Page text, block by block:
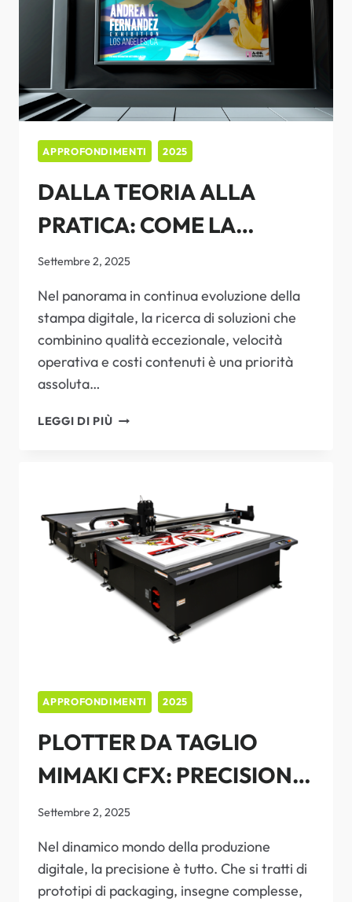
RASTERLINK
RIVOLUZIONA
IL
RISPARMIO
INCHIOSTRO
APPROFONDIMENTI 2025
DALLA TEORIA ALLA
PRATICA: COME LA
TECNOLOGIA CORE
MIMAKI DELLA CJV200
GARANTISCE RISULTATI
SUPERIORI E COSTI
OTTIMIZZATI.
Settembre 2, 2025
Nel panorama in continua evoluzione della
stampa digitale, la ricerca di soluzioni che
combinino qualità eccezionale, velocità
operativa e costi contenuti è una priorità
assoluta…
LEGGI DI PIÙDALLA
LA
TECNOLOGIA
CORE
MIMAKI
CJV200
GARANTISCE
RISULTATI
COSTI
OTTIMIZZATI.
APPROFONDIMENTI 2025
PLOTTER DA TAGLIO
MIMAKI CFX: PRECISIONE
INEGUAGLIABILE PER
OGNI TUA IDEA
Settembre 2, 2025
Nel dinamico mondo della produzione
digitale, la precisione è tutto. Che si tratti di
prototipi di packaging, insegne complesse,